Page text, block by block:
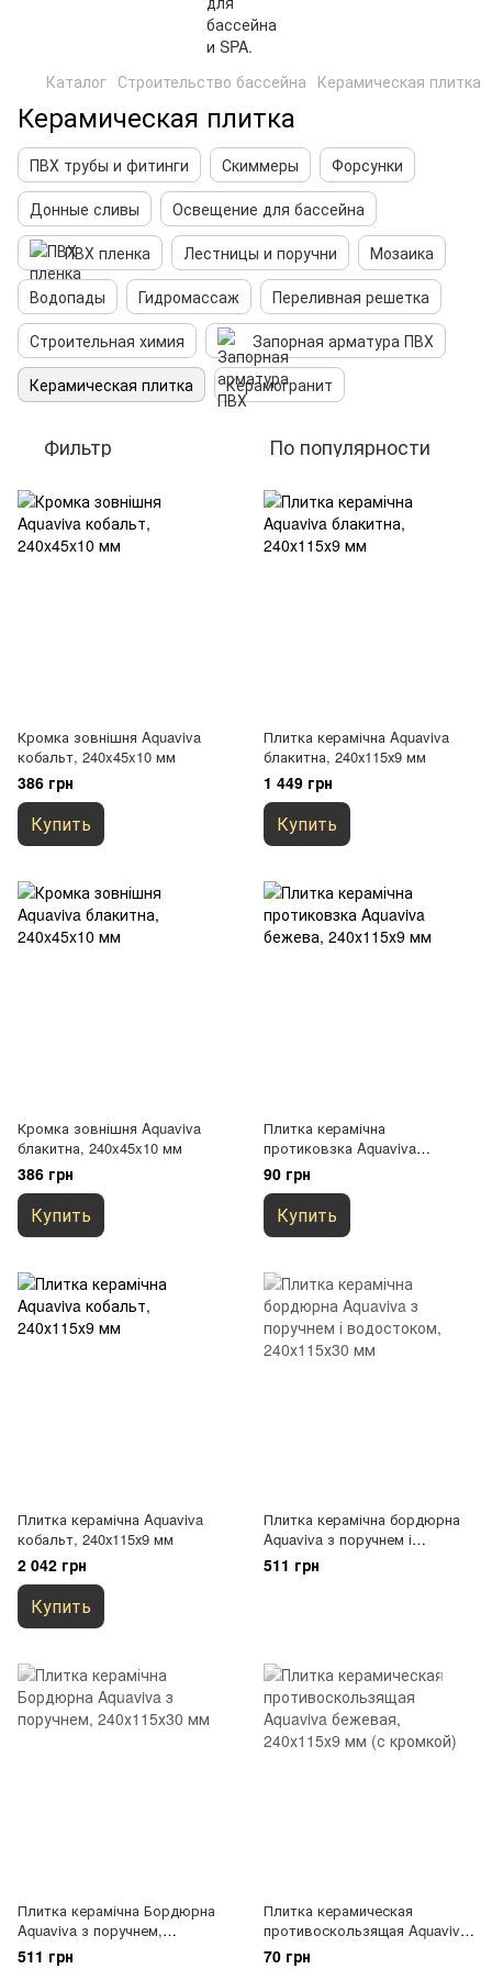
Каталог Строительство бассейна Керамическая плитка
Керамическая плитка
ПВХ трубы и фитинги Скиммеры
Форсунки
Донные сливы
Освещение для бассейна
ПВХ пленка
Лестницы и поручни
Мозаика
Водопады
Гидромассаж
Переливная решетка
Строительная химия
Запорная арматура ПВХ
Керамическая плитка
Керамогранит
Фильтр По популярности
Кромка зовнішня Aquaviva
кобальт, 240x45x10 мм
386 грн
Купить
Плитка керамічна Aquaviva
блакитна, 240х115х9 мм
1 449 грн
Купить
Кромка зовнішня Aquaviva
блакитна, 240x45x10 мм
386 грн
Купить
Плитка керамічна
протиковзка Aquaviva
бежева, 240х115х9 мм
90 грн
Купить
Плитка керамічна Aquaviva
кобальт, 240х115х9 мм
2 042 грн
Купить
Плитка керамічна бордюрна
Aquaviva з поручнем і
водостоком, 240х115х30 мм
511 грн
Плитка керамічна Бордюрна
Aquaviva з поручнем,
240х115х30 мм
511 грн
Плитка керамическая
противоскользящая Aquaviva
бежевая, 240х115х9 мм (с
70 грн